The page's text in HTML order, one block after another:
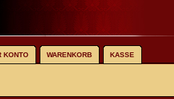
KONTO WARENKORB KASSE